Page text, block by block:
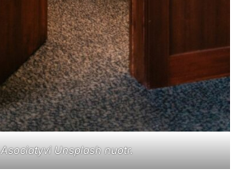
Asociatyvi Unsplash nuotr.